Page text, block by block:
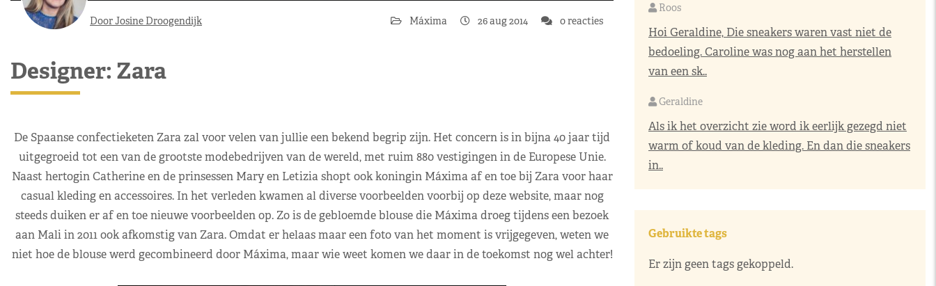
Door Josine Droogendijk Máxima 26 aug 2014 0 reacties
Designer: Zara
De Spaanse confectieketen Zara zal voor velen van jullie een bekend begrip zijn. Het concern is in bijna 40 jaar tijd
uitgegroeid tot een van de grootste modebedrijven van de wereld, met ruim 880 vestigingen in de Europese Unie.
Naast hertogin Catherine en de prinsessen Mary en Letizia shopt ook koningin Máxima af en toe bij Zara voor haar
casual kleding en accessoires. In het verleden kwamen al diverse voorbeelden voorbij op deze website, maar nog
steeds duiken er af en toe nieuwe voorbeelden op. Zo is de gebloemde blouse die Máxima droeg tijdens een bezoek
aan Mali in 2011 ook afkomstig van Zara. Omdat er helaas maar een foto van het moment is vrijgegeven, weten we
niet hoe de blouse werd gecombineerd door Máxima, maar wie weet komen we daar in de toekomst nog wel achter!
Roos
Hoi Geraldine, Die sneakers waren vast niet de
bedoeling. Caroline was nog aan het herstellen
van een sk..
Geraldine
Als ik het overzicht zie word ik eerlijk gezegd niet
warm of koud van de kleding. En dan die sneakers
in..
Gebruikte tags
Er zijn geen tags gekoppeld.